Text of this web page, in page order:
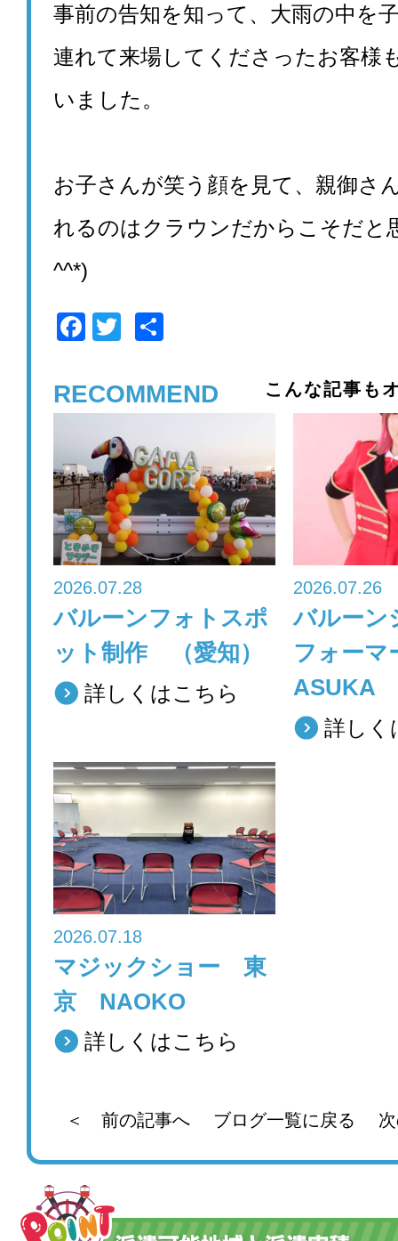
事前の告知を知って、 大雨の中を
連れて来場してくださったお客様
いました。
お子さんが笑う顔を見て、 親御さ
れるのはクラウンだからこそだと
^^*)
F
c
e
b
o
o
k
tt
er
RECOMMEND こんな記事も
2026.07.28
バルーンフォトスポ
ット制作 （愛知）
詳しくはこちら
2026.07.26
バルー
フォーマ
ASUKA
詳しく
2026.07.18
マジックショー 東
京 NAOKO
詳しくはこちら
＜ 前の記事へ ブログ一覧に戻る